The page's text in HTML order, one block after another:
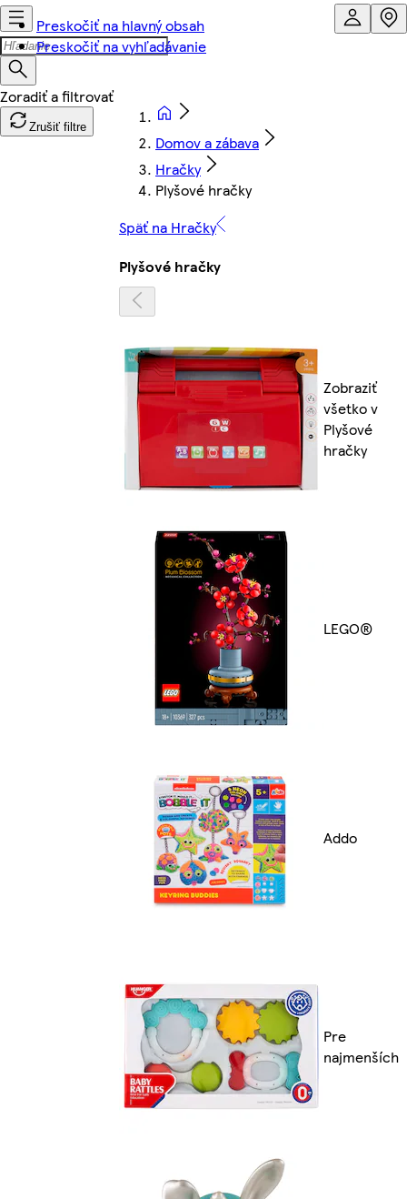
Preskočiť na hlavný obsah
Preskočiť na vyhľadávanie
Zrušiť filtre
Domov a zábava
Hračky
Plyšové hračky
Späť na Hračky
Plyšové hračky
Zobraziť
všetko v
Plyšové
hračky
LEGO®
Addo
Pre
najmenších